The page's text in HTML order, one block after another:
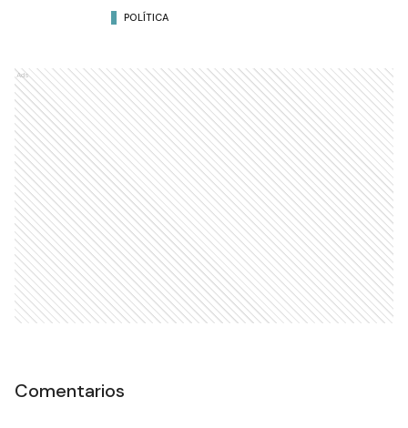
POLÍTICA
Ads
Comentarios